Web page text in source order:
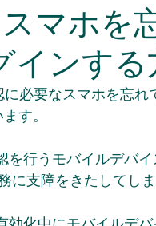
リース情報 事例
Slack活用術
マホを
インする
必要なスマホを忘
す。
を行うモバイルデバ
に支障をきたしてし